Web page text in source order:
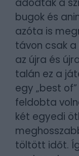
adódtak a
bugok és
azóta is
távon csak a
az újra és
talán ez a
egy „best
feldobta
két egyedi
töltött időt.